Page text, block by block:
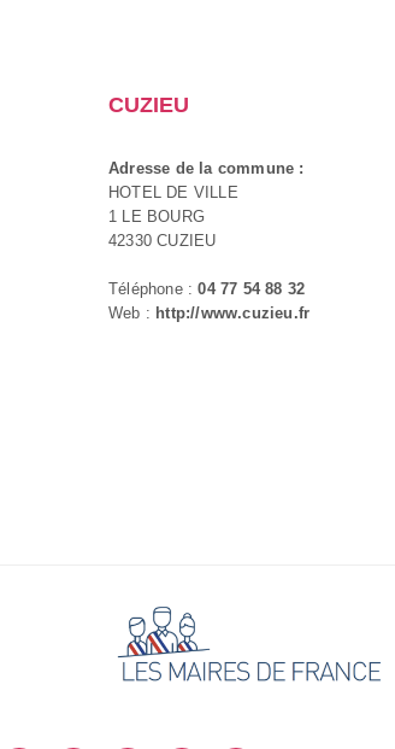
CUZIEU
Adresse de la commune :
HOTEL DE VILLE
1 LE BOURG
42330 CUZIEU
Téléphone :04 77 54 88 32
Web : http://www.cuzieu.fr